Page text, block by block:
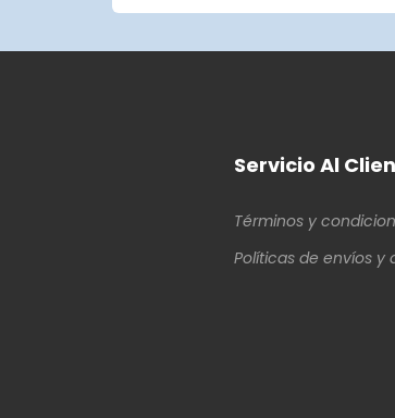
Servicio Al
Términos y
Políticas de envíos y